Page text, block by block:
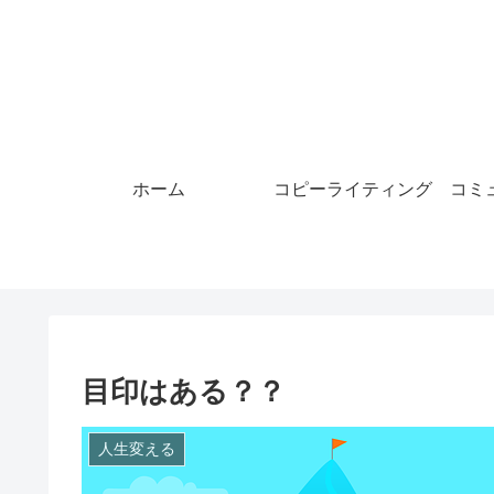
ホーム コピーライティング コミ
目印はある？？
人生変える